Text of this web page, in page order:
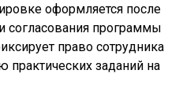
оформляется после
согласования программы
право сотрудника
практических заданий на